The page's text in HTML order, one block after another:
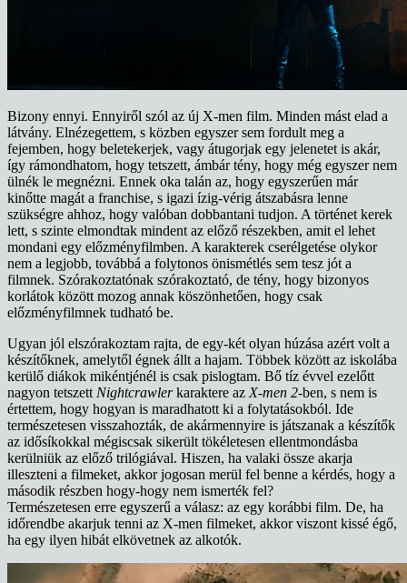
Bizony ennyi. Ennyiről szól az új X-men film. Minden mást elad a
látvány. Elnézegettem, s közben egyszer sem fordult meg a
fejemben, hogy beletekerjek, vagy átugorjak egy jelenetet is akár,
így rámondhatom, hogy tetszett, ámbár tény, hogy még egyszer nem
ülnék le megnézni. Ennek oka talán az, hogy egyszerűen már
kinőtte magát a franchise, s igazi ízig-vérig átszabásra lenne
szükségre ahhoz, hogy valóban dobbantani tudjon. A történet kerek
lett, s szinte elmondtak mindent az előző részekben, amit el lehet
mondani egy előzményfilmben. A karakterek cserélgetése olykor
nem a legjobb, továbbá a folytonos önismétlés sem tesz jót a
filmnek. Szórakoztatónak szórakoztató, de tény, hogy bizonyos
korlátok között mozog annak köszönhetően, hogy csak
előzményfilmnek tudható be.
Ugyan jól elszórakoztam rajta, de egy-két olyan húzása azért volt a
készítőknek, amelytől égnek állt a hajam. Többek között az iskolába
kerülő diákok mikéntjénél is csak pislogtam. Bő tíz évvel ezelőtt
nagyon tetszett Nightcrawlerkaraktere az X-men 2-ben, s nem is
értettem, hogy hogyan is maradhatott ki a folytatásokból. Ide
természetesen visszahozták, de akármennyire is játszanak a készítők
az idősíkokkal mégiscsak sikerült tökéletesen ellentmondásba
kerülniük az előző trilógiával. Hiszen, ha valaki össze akarja
illeszteni a filmeket, akkor jogosan merül fel benne a kérdés, hogy a
második részben hogy-hogy nem ismerték fel?
Természetesen erre egyszerű a válasz: az egy korábbi film. De, ha
időrendbe akarjuk tenni az X-men filmeket, akkor viszont kissé égő,
ha egy ilyen hibát elkövetnek az alkotók.